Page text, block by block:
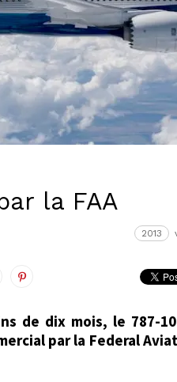
la FAA
2013
de dix mois, le 787-
par la Federal